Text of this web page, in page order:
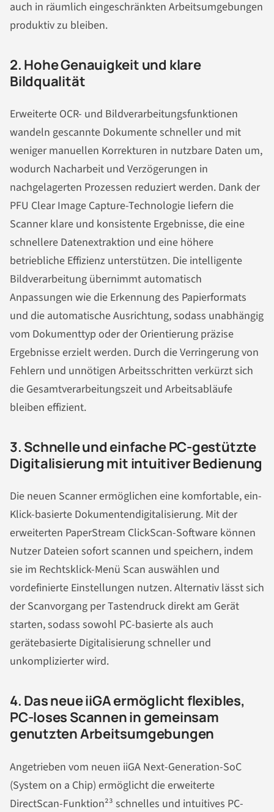
auch in räumlich eingeschränkten Arbeitsumgebungen
produktiv zu bleiben.
2. Hohe Genauigkeit und klare
Bildqualität
Erweiterte OCR- und Bildverarbeitungsfunktionen
wandeln gescannte Dokumente schneller und mit
weniger manuellen Korrekturen in nutzbare Daten um,
wodurch Nacharbeit und Verzögerungen in
nachgelagerten Prozessen reduziert werden. Dank der
PFU Clear Image Capture-Technologie liefern die
Scanner klare und konsistente Ergebnisse, die eine
schnellere Datenextraktion und eine höhere
betriebliche Effizienz unterstützen. Die intelligente
Bildverarbeitung übernimmt automatisch
Anpassungen wie die Erkennung des Papierformats
und die automatische Ausrichtung, sodass unabhängig
vom Dokumenttyp oder der Orientierung präzise
Ergebnisse erzielt werden. Durch die Verringerung von
Fehlern und unnötigen Arbeitsschritten verkürzt sich
die Gesamtverarbeitungszeit und Arbeitsabläufe
bleiben effizient.
3. Schnelle und einfache PC-gestützte
Digitalisierung mit intuitiver Bedienung
Die neuen Scanner ermöglichen eine komfortable, ein-
Klick-basierte Dokumentendigitalisierung. Mit der
erweiterten PaperStream ClickScan-Software können
Nutzer Dateien sofort scannen und speichern, indem
sie im Rechtsklick-Menü Scan auswählen und
vordefinierte Einstellungen nutzen. Alternativ lässt sich
der Scanvorgang per Tastendruck direkt am Gerät
starten, sodass sowohl PC-basierte als auch
gerätebasierte Digitalisierung schneller und
unkomplizierter wird.
4. Das neue iiGA ermöglicht flexibles,
PC-loses Scannen in gemeinsam
genutzten Arbeitsumgebungen
Angetrieben vom neuen iiGA Next-Generation-SoC
(System on a Chip) ermöglicht die erweiterte
DirectScan-Funktion²³ schnelles und intuitives PC-